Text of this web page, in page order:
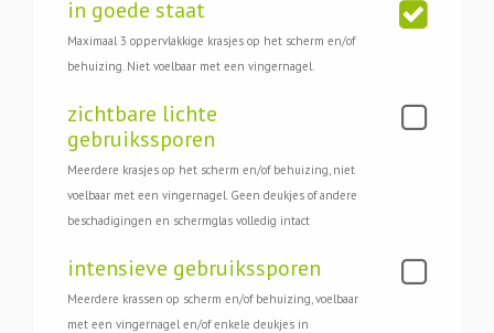
in goede staat
Maximaal 3 oppervlakkige krasjes op het scherm en/of
behuizing. Niet voelbaar met een vingernagel.
zichtbare lichte
gebruikssporen
Meerdere krasjes op het scherm en/of behuizing, niet
voelbaar met een vingernagel. Geen deukjes of andere
beschadigingen en schermglas volledig intact
intensieve gebruikssporen
Meerdere krassen op scherm en/of behuizing, voelbaar
met een vingernagel en/of enkele deukjes in